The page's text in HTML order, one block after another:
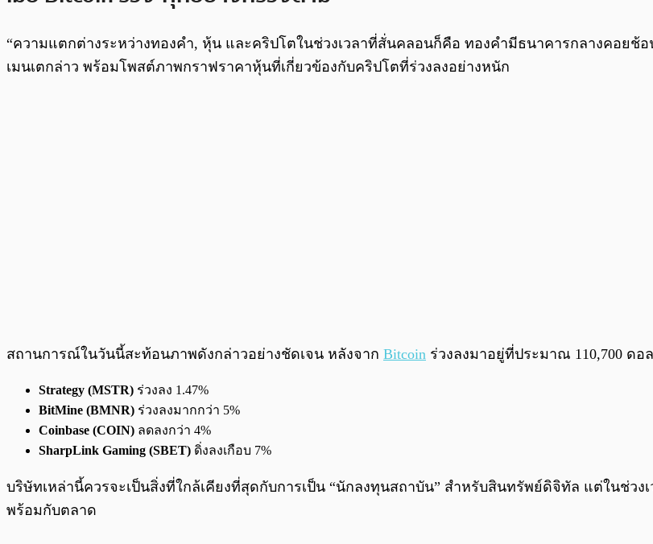
“ความแตกต่างระหว่างทองคำ, หุ้น และคริปโตในช่วงเวลาที่สั่นคลอนก็คือ ทองคำมีธนาคารกลางคอย
เมนเตกล่าว พร้อมโพสต์ภาพกราฟราคาหุ้นที่เกี่ยวข้องกับคริปโตที่ร่วงลงอย่างหนัก
สถานการณ์ในวันนี้สะท้อนภาพดังกล่าวอย่างชัดเจน หลังจาก Bitcoin ร่วงลงมาอยู่ที่ประมาณ 110,700 ด
Strategy (MSTR) ร่วงลง 1.47%
BitMine (BMNR) ร่วงลงมากกว่า 5%
Coinbase (COIN) ลดลงกว่า 4%
SharpLink Gaming (SBET) ดิ่งลงเกือบ 7%
บริษัทเหล่านี้ควรจะเป็นสิ่งที่ใกล้เคียงที่สุดกับการเป็น “นักลงทุนสถาบัน” สำหรับสินทรัพย์ดิจิทัล แต่ในช่วง
พร้อมกับตลาด